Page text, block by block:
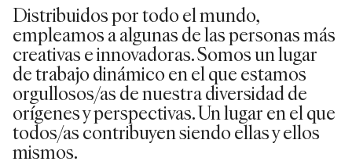
Distribuidos por todo el mundo,
empleamos a algunas de las personas más
creativas e innovadoras. Somos un lugar
de trabajo dinámico en el que estamos
orgullosos/as de nuestra diversidad de
orígenes y perspectivas. Un lugar en el que
todos/as contribuyen siendo ellas y ellos
mismos.